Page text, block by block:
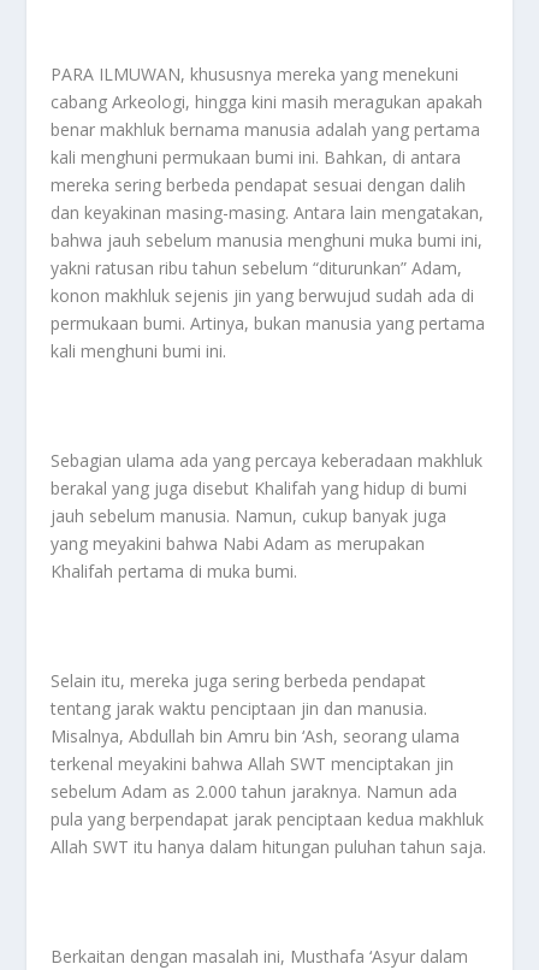
PARA ILMUWAN, khususnya mereka yang menekuni
cabang Arkeologi, hingga kini masih meragukan apakah
benar makhluk bernama manusia adalah yang pertama
kali menghuni permukaan bumi ini. Bahkan, di antara
mereka sering berbeda pendapat sesuai dengan dalih
dan keyakinan masing-masing. Antara lain mengatakan,
bahwa jauh sebelum manusia menghuni muka bumi ini,
yakni ratusan ribu tahun sebelum “diturunkan” Adam,
konon makhluk sejenis jin yang berwujud sudah ada di
permukaan bumi. Artinya, bukan manusia yang pertama
kali menghuni bumi ini.
Sebagian ulama ada yang percaya keberadaan makhluk
berakal yang juga disebut Khalifah yang hidup di bumi
jauh sebelum manusia. Namun, cukup banyak juga
yang meyakini bahwa Nabi Adam as merupakan
Khalifah pertama di muka bumi.
Selain itu, mereka juga sering berbeda pendapat
tentang jarak waktu penciptaan jin dan manusia.
Misalnya, Abdullah bin Amru bin ‘Ash, seorang ulama
terkenal meyakini bahwa Allah SWT menciptakan jin
sebelum Adam as 2.000 tahun jaraknya. Namun ada
pula yang berpendapat jarak penciptaan kedua makhluk
Allah SWT itu hanya dalam hitungan puluhan tahun saja.
Berkaitan dengan masalah ini, Musthafa ‘Asyur dalam